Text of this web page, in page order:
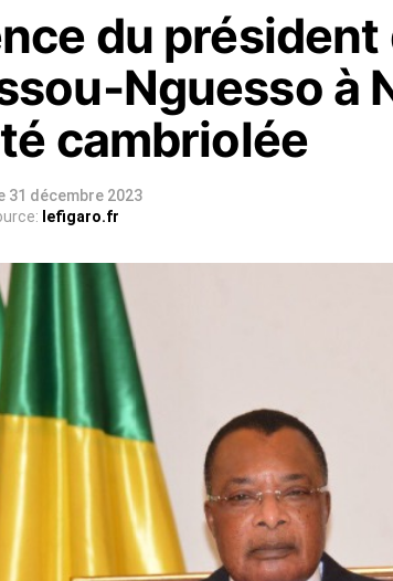
du président
Nguesso à
cambriolée
31 décembre 2023
lefigaro.fr